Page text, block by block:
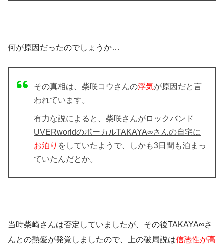
何が原因だったのでしょうか…
その真相は、柴咲コウさんの浮気が原因だと言
われています。
有力な説によると、柴咲さんがロックバンド
UVERworldのボーカルTAKAYA∞さんの自宅に
お泊り をしていたようで、しかも3日間も泊まっ
ていたんだとか。
当時柴崎さんは否定していましたが、その後TAKAYA∞さ
んとの熱愛が発覚しましたので、上の破局説は信憑性が高